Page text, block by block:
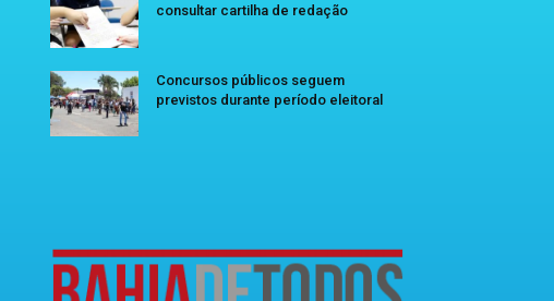
consultar cartilha de redação
Concursos públicos seguem
previstos durante período eleitoral